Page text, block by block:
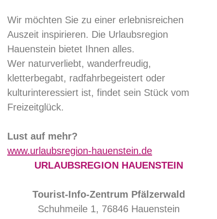
Wir möchten Sie zu einer erlebnisreichen
Auszeit inspirieren. Die Urlaubsregion
Hauenstein bietet Ihnen alles.
Wer naturverliebt, wanderfreudig,
kletterbegabt, radfahrbegeistert oder
kulturinteressiert ist, findet sein Stück vom
Freizeitglück.
Lust auf mehr?
www.urlaubsregion-hauenstein.de
URLAUBSREGION HAUENSTEIN
Tourist-Info-Zentrum Pfälzerwald
Schuhmeile 1, 76846 Hauenstein